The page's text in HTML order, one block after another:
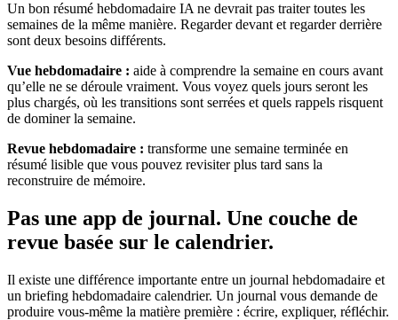
Un bon résumé hebdomadaire IA ne devrait pas traiter toutes les
semaines de la même manière. Regarder devant et regarder derrière
sont deux besoins différents.
Vue hebdomadaire : aide à comprendre la semaine en cours avant
qu’elle ne se déroule vraiment. Vous voyez quels jours seront les
plus chargés, où les transitions sont serrées et quels rappels risquent
de dominer la semaine.
Revue hebdomadaire : transforme une semaine terminée en
résumé lisible que vous pouvez revisiter plus tard sans la
reconstruire de mémoire.
Pas une app de journal. Une couche de
revue basée sur le calendrier.
Il existe une différence importante entre un journal hebdomadaire et
un briefing hebdomadaire calendrier. Un journal vous demande de
produire vous-même la matière première : écrire, expliquer, réfléchir.